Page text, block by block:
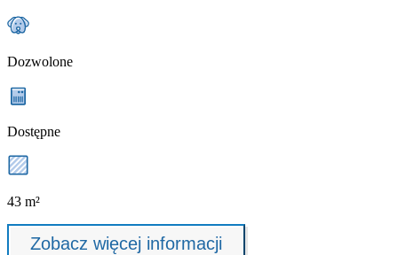
Dozwolone
Dostępne
43 m²
Zobacz więcej informacji